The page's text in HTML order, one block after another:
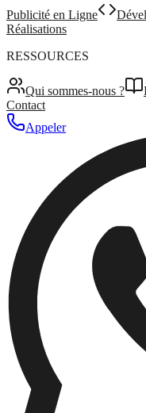
Publicité en Ligne
Réalisations
RESSOURCES
Qui sommes-nous ?
Contact
Appeler